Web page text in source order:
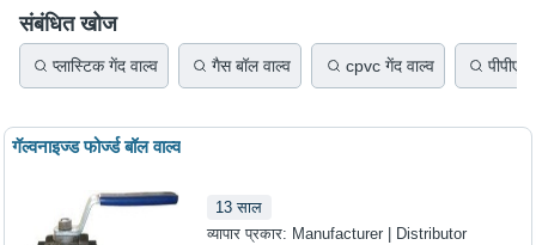
संबंधित खोज
प्लास्टिक गेंद वाल्व गैस बॉल वाल्व cpvc गेंद वाल्व पीपीएच
गॅल्वनाइज्ड फोर्ज्ड बॉल वाल्व
13 साल
व्यापार प्रकार: Manufacturer | Distributor